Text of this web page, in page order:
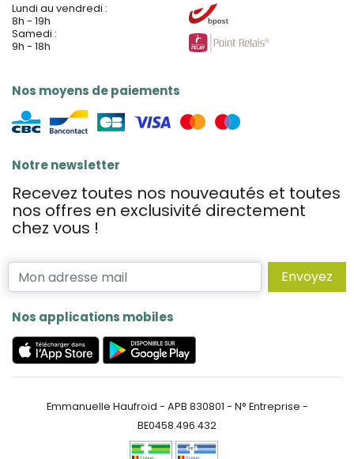
Lundi au vendredi :
8h - 19h
Samedi :
9h - 18h
Nos moyens de paiements
Notre newsletter
Recevez toutes nos nouveautés et toutes
nos offres en exclusivité directement
chez vous !
Envoyez
Nos applications mobiles
Emmanuelle Haufroid - APB 830801 - N° Entreprise -
BE0458.496.432